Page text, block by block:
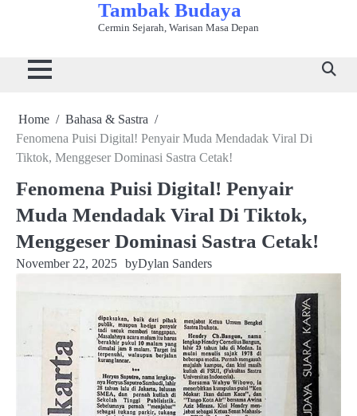
Tambak Budaya
Cermin Sejarah, Warisan Masa Depan
Home
Bahasa & Sastra
Fenomena Puisi Digital! Penyair Muda Mendadak Viral Di
Tiktok, Menggeser Dominasi Sastra Cetak!
Fenomena Puisi Digital! Penyair
Muda Mendadak Viral Di Tiktok,
Menggeser Dominasi Sastra Cetak!
November 22, 2025 byDylan Sanders